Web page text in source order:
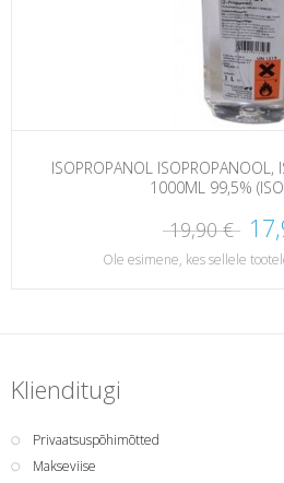
ISOPROPANOL ISOPROPANOOL,
1000ML 99,5%
19,90 €
Ole esimene, kes sellele
Klienditugi
Privaatsuspõhimõtted
Makseviise